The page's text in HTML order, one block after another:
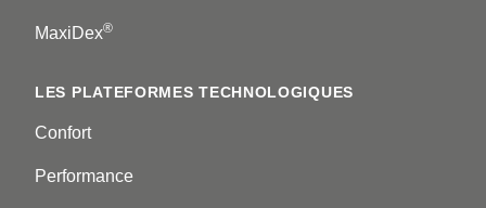
MaxiDex®
LES PLATEFORMES TECHNOLOGIQUES
Confort
Performance